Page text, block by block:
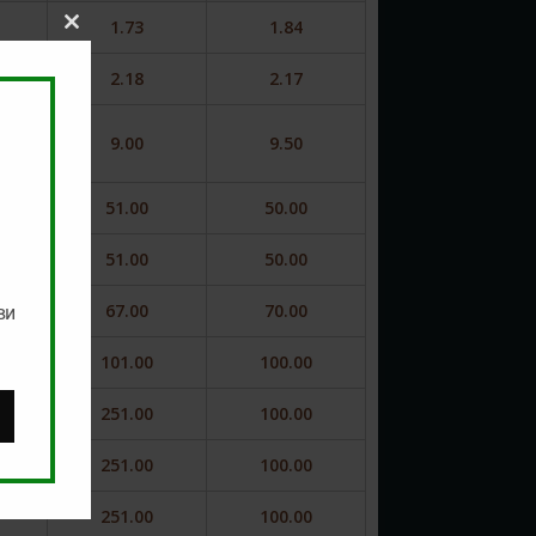
1.73 1.84
2.18 2.17
9.00 9.50
51.00 50.00
51.00 50.00
67.00 70.00
101.00 100.00
251.00 100.00
251.00 100.00
251.00 100.00
Close
module